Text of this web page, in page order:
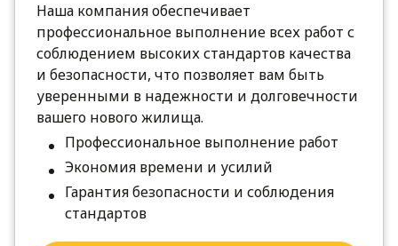
Наша компания обеспечивает
профессиональное выполнение всех работ с
соблюдением высоких стандартов качества
и безопасности, что позволяет вам быть
уверенными в надежности и долговечности
вашего нового жилища.
Профессиональное выполнение работ
Экономия времени и усилий
Гарантия безопасности и соблюдения
стандартов